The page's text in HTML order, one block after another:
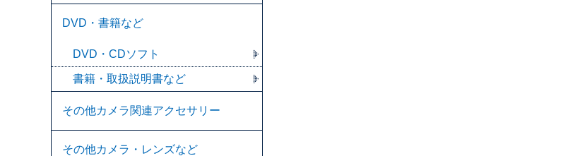
DVD・書籍など
DVD・CDソフト
書籍・取扱説明書など
その他カメラ関連アクセサリー
その他カメラ・レンズなど